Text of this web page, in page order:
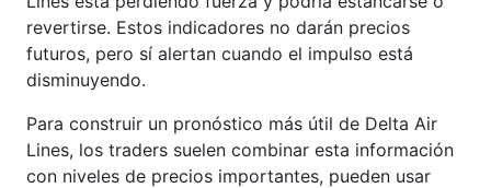
revertirse. Estos indicadores no darán precios
futuros, pero sí alertan cuando el impulso está
disminuyendo.
Para construir un pronóstico más útil de Delta Air
Lines, los traders suelen combinar esta información
con niveles de precios importantes, pueden usar